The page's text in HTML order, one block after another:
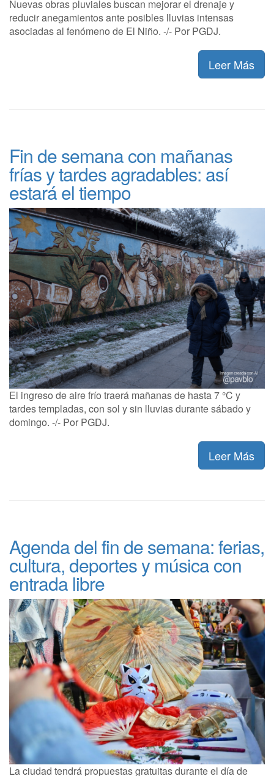
Nuevas obras pluviales buscan mejorar el drenaje y
reducir anegamientos ante posibles lluvias intensas
asociadas al fenómeno de El Niño. -/- Por PGDJ.
Leer Más
Fin de semana con mañanas
frías y tardes agradables: así
estará el tiempo
El ingreso de aire frío traerá mañanas de hasta 7 °C y
tardes templadas, con sol y sin lluvias durante sábado y
domingo. -/- Por PGDJ.
Leer Más
Agenda del fin de semana: ferias,
cultura, deportes y música con
entrada libre
La ciudad tendrá propuestas gratuitas durante el día de